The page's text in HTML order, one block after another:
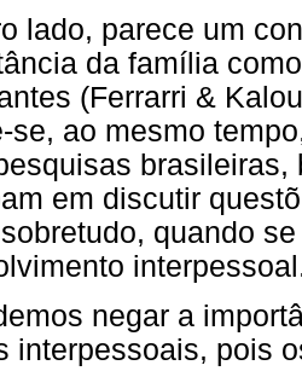
lado, parece um
da família
(Ferrarri &
se, ao mesmo
em discutir
quando
negar a
interpessoais, pois